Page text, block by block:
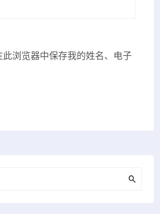
此浏览器中保存我的姓名、电子